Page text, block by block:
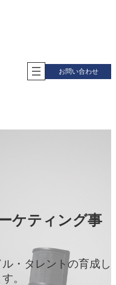
お問い合わせ
ケティング事
・タレントの育成し
。